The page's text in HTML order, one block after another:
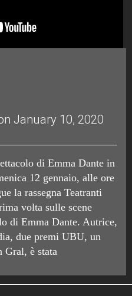
January 10, 2020
di Emma Dante in
12 gennaio, alle ore
la rassegna Teatranti
volta sulle scene
di Emma Dante. Autrice,
due premi UBU, un
Gral, è stata